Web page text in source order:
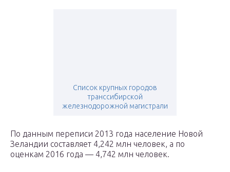
Список крупных городов
транссибирской
железнодорожной магистрали
По данным переписи 2013 года население Новой
Зеландии составляет 4,242 млн человек, а по
оценкам 2016 года — 4,742 млн человек.